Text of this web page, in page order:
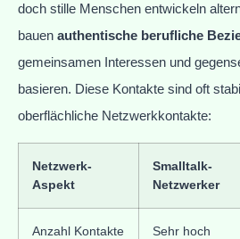
doch stille Menschen entwickeln
bauen authentische berufliche
gemeinsamen Interessen und
basieren. Diese Kontakte sind oft
oberflächliche Netzwerkkontakte:
Netzwerk-
Aspekt
Smalltalk-
Netzwerker
Anzahl Kontakte Sehr hoch